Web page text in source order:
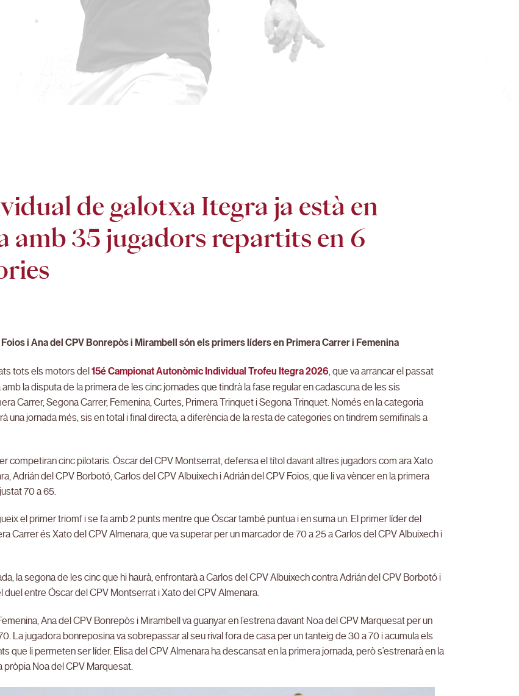
de galotxa Itegra ja està en
amb 35 jugadors repartits en 6
i Ana del CPV Bonrepòs i Mirambell són els primers líders en Primera Carrer i Femenina
tots els motors del15é Campionat Autonòmic Individual Trofeu Itegra 2026 , que va arrancar el passat
la disputa de la primera de les cinc jornades que tindrà la fase regular en cadascuna de les sis
Carrer, Segona Carrer, Femenina, Curtes, Primera Trinquet i Segona Trinquet. Només en la categoria
una jornada més, sis en total i final directa, a diferència de la resta de categories on tindrem semifinals a
competiran cinc pilotaris. Óscar del CPV Montserrat, defensa el títol davant altres jugadors com ara Xato
Adrián del CPV Borbotó, Carlos del CPV Albuixech i Adrián del CPV Foios, que li va vèncer en la primera
70 a 65.
el primer triomf i se fa amb 2 punts mentre que Óscar també puntua i en suma un. El primer líder del
Carrer és Xato del CPV Almenara, que va superar per un marcador de 70 a 25 a Carlos del CPV Albuixech i
la segona de les cinc que hi haurà, enfrontarà a Carlos del CPV Albuixech contra Adrián del CPV Borbotó i
duel entre Óscar del CPV Montserrat i Xato del CPV Almenara.
Ana del CPV Bonrepòs i Mirambell va guanyar en l’estrena davant Noa del CPV Marquesat per un
La jugadora bonreposina va sobrepassar al seu rival fora de casa per un tanteig de 30 a 70 i acumula els
que li permeten ser líder. Elisa del CPV Almenara ha descansat en la primera jornada, però s’estrenarà en la
pròpia Noa del CPV Marquesat.